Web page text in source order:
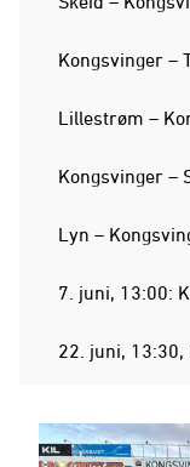
Kongsvinger –
Lillestrøm –
Kongsvinger –
Lyn –
7. juni, 13:00:
22. juni,